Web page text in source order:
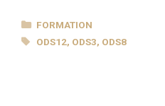
CATEGORIES
FORMATION
TAGS
ODS12, ODS3, ODS8